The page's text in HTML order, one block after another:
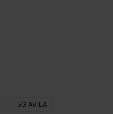
5G AVILA